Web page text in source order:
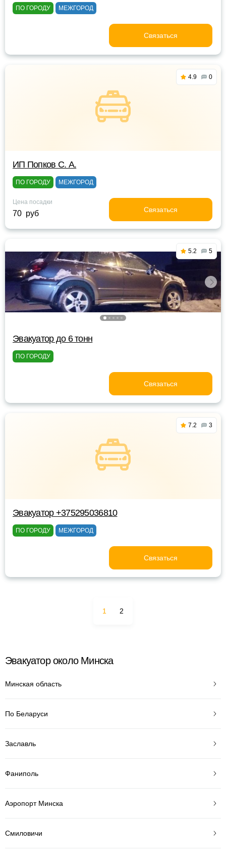
ПО ГОРОДУ МЕЖГОРОД
Связаться
4.9 0
ИП Попков С. А.
ПО ГОРОДУ МЕЖГОРОД
Цена посадки
70 руб Связаться
5.2 5
Эвакуатор до 6 тонн
ПО ГОРОДУ
Связаться
7.2 3
Эвакуатор +375295036810
ПО ГОРОДУ МЕЖГОРОД
Связаться
1 2
Эвакуатор около Минска
Минская область
По Беларуси
Заславль
Фаниполь
Аэропорт Минска
Смиловичи